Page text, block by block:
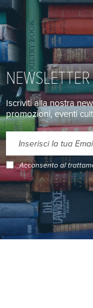
NEWSLETTER
Iscriviti alla nostra
promozioni, eventi
Acconsento al